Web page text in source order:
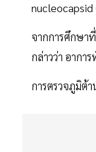
จากการศึกษา
กล่าวว่า อาก
การตรวจภูมิต้